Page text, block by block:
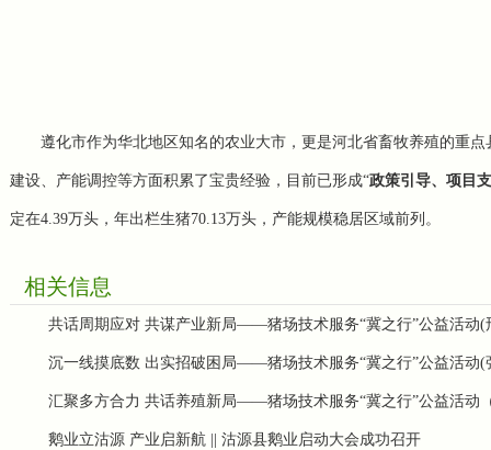
遵化市作为华北地区知名的农业大市，更是河北省畜牧养殖的重
建设、产能调控等方面积累了宝贵经验，目前已形成“政策引导、项目
定在4.39万头，年出栏生猪70.13万头，产能规模稳居区域前列。
相关信息
共话周期应对 共谋产业新局——猪场技术服务“冀之行”公益活动(
沉一线摸底数 出实招破困局——猪场技术服务“冀之行”公益活动(
汇聚多方合力 共话养殖新局——猪场技术服务“冀之行”公益活动
鹅业立沽源 产业启新航 || 沽源县鹅业启动大会成功召开